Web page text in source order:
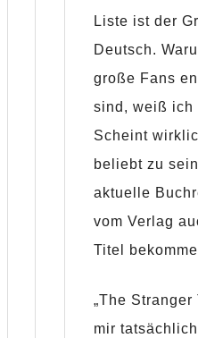
Liste ist der
Deutsch.
große Fans
sind, weiß ich
Scheint
beliebt zu
aktuelle
vom Verlag
Titel
„The Stranger
mir